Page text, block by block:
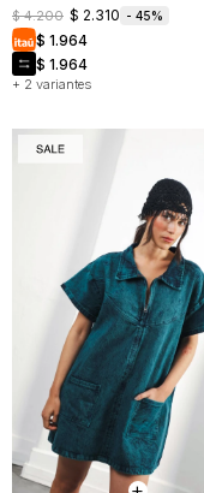
+ 2 variantes
$ 4.200 $ 2.310 45
$ 1.964
$ 1.964